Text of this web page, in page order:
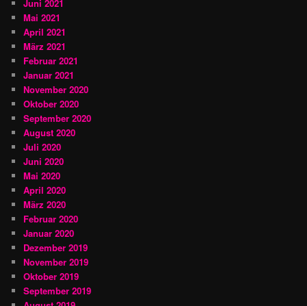
Juni 2021
Mai 2021
April 2021
März 2021
Februar 2021
Januar 2021
November 2020
Oktober 2020
September 2020
August 2020
Juli 2020
Juni 2020
Mai 2020
April 2020
März 2020
Februar 2020
Januar 2020
Dezember 2019
November 2019
Oktober 2019
September 2019